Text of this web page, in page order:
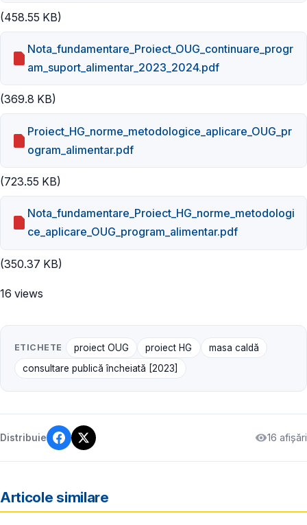
(458.55 KB)
Nota_fundamentare_Proiect_OUG_continuare_progr
am_suport_alimentar_2023_2024.pdf
(369.8 KB)
Proiect_HG_norme_metodologice_aplicare_OUG_pr
ogram_alimentar.pdf
(723.55 KB)
Nota_fundamentare_Proiect_HG_norme_metodologi
ce_aplicare_OUG_program_alimentar.pdf
(350.37 KB)
16 views
ETICHETE proiect OUG proiect HG
masa caldă
consultare publică încheiată [2023]
Distribuie 16 afișări
Articole similare